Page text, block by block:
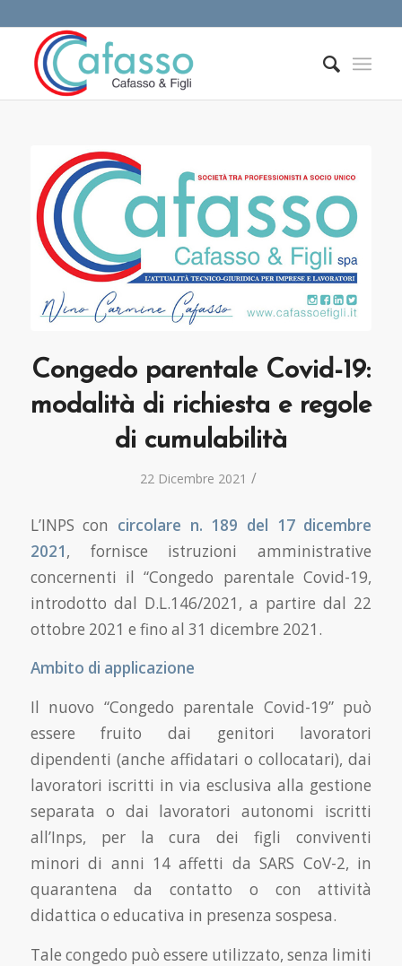
Congedo parentale Covid-19:
modalità di richiesta e regole
di cumulabilità
22 Dicembre 2021 /
L’INPS con circolare n. 189 del 17 dicembre
2021, fornisce istruzioni amministrative
concernenti il “Congedo parentale Covid-19,
introdotto dal D.L.146/2021, a partire dal 22
ottobre 2021 e fino al 31 dicembre 2021.
Ambito di applicazione
Il nuovo “Congedo parentale Covid-19” può
essere fruito dai genitori lavoratori
dipendenti (anche affidatari o collocatari), dai
lavoratori iscritti in via esclusiva alla gestione
separata o dai lavoratori autonomi iscritti
all’Inps, per la cura dei figli conviventi
minori di anni 14 affetti da SARS CoV-2, in
quarantena da contatto o con attività
didattica o educativa in presenza sospesa.
Tale congedo può essere utilizzato, senza limiti